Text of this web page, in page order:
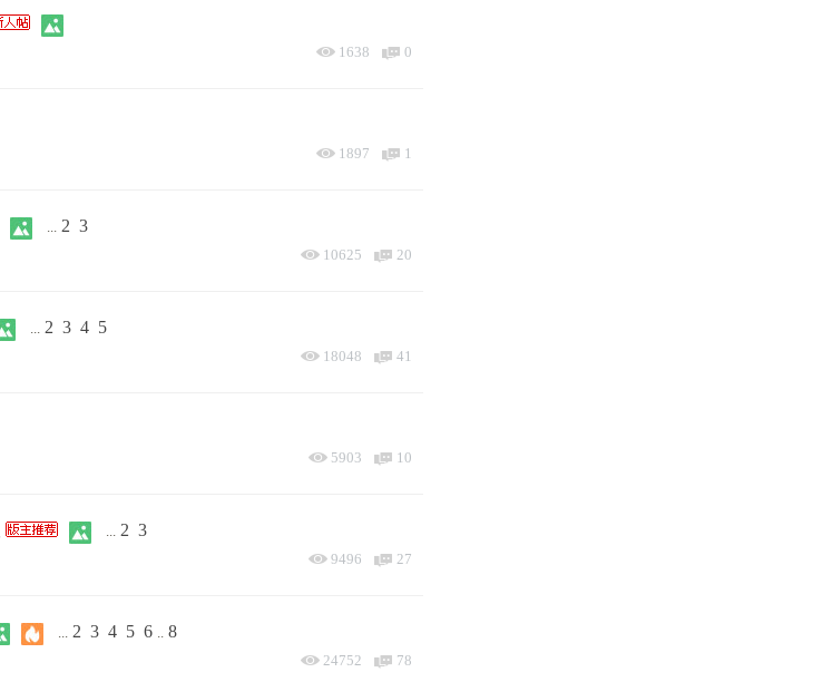
1638 0
1897 1
2 3
10625 20
2 3 4 5
18048 41
5903 10
2 3
9496 27
2 3 4 5 6 8
24752 78